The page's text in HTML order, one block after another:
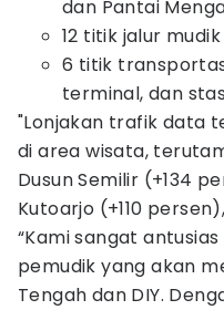
dan Pantai
12 titik jalur
6 titik
terminal, dan
"Lonjakan trafik data
di area wisata,
Dusun Semilir (+134
Kutoarjo (+110
“Kami sangat
pemudik yang akan
Tengah dan DIY.